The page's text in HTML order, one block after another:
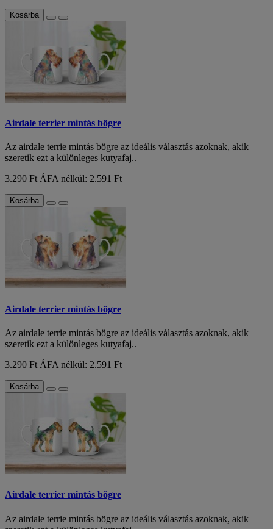
Kosárba
Airdale terrier mintás bögre
Az airdale terrie mintás bögre az ideális választás azoknak, akik
szeretik ezt a különleges kutyafaj..
3.290 FtÁFA nélkül: 2.591 Ft
Kosárba
Airdale terrier mintás bögre
Az airdale terrie mintás bögre az ideális választás azoknak, akik
szeretik ezt a különleges kutyafaj..
3.290 Ft ÁFA nélkül: 2.591 Ft
Kosárba
Airdale terrier mintás bögre
Az airdale terrie mintás bögre az ideális választás azoknak, akik